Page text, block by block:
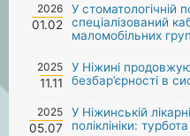
2026
01.02
У стоматологічній
спеціалізований
маломобільних
2025
11.11
У Ніжині
безбар’єрності в
2025
05.07
У Ніжинській
поліклініки: